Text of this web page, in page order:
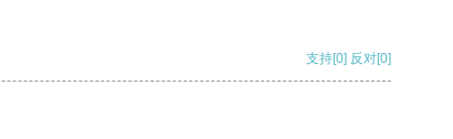
支持[0] 反对[0]